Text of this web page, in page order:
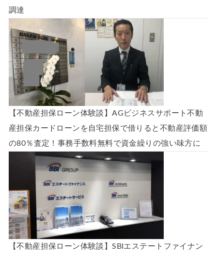
調達
【不動産担保ローン体験談】AGビジネスサポート不動
産担保カードローンを自宅担保で借りると不動産評価額
の80％査定！事務手数料無料で資金繰りの強い味方に
【不動産担保ローン体験談】SBIエステートファイナン